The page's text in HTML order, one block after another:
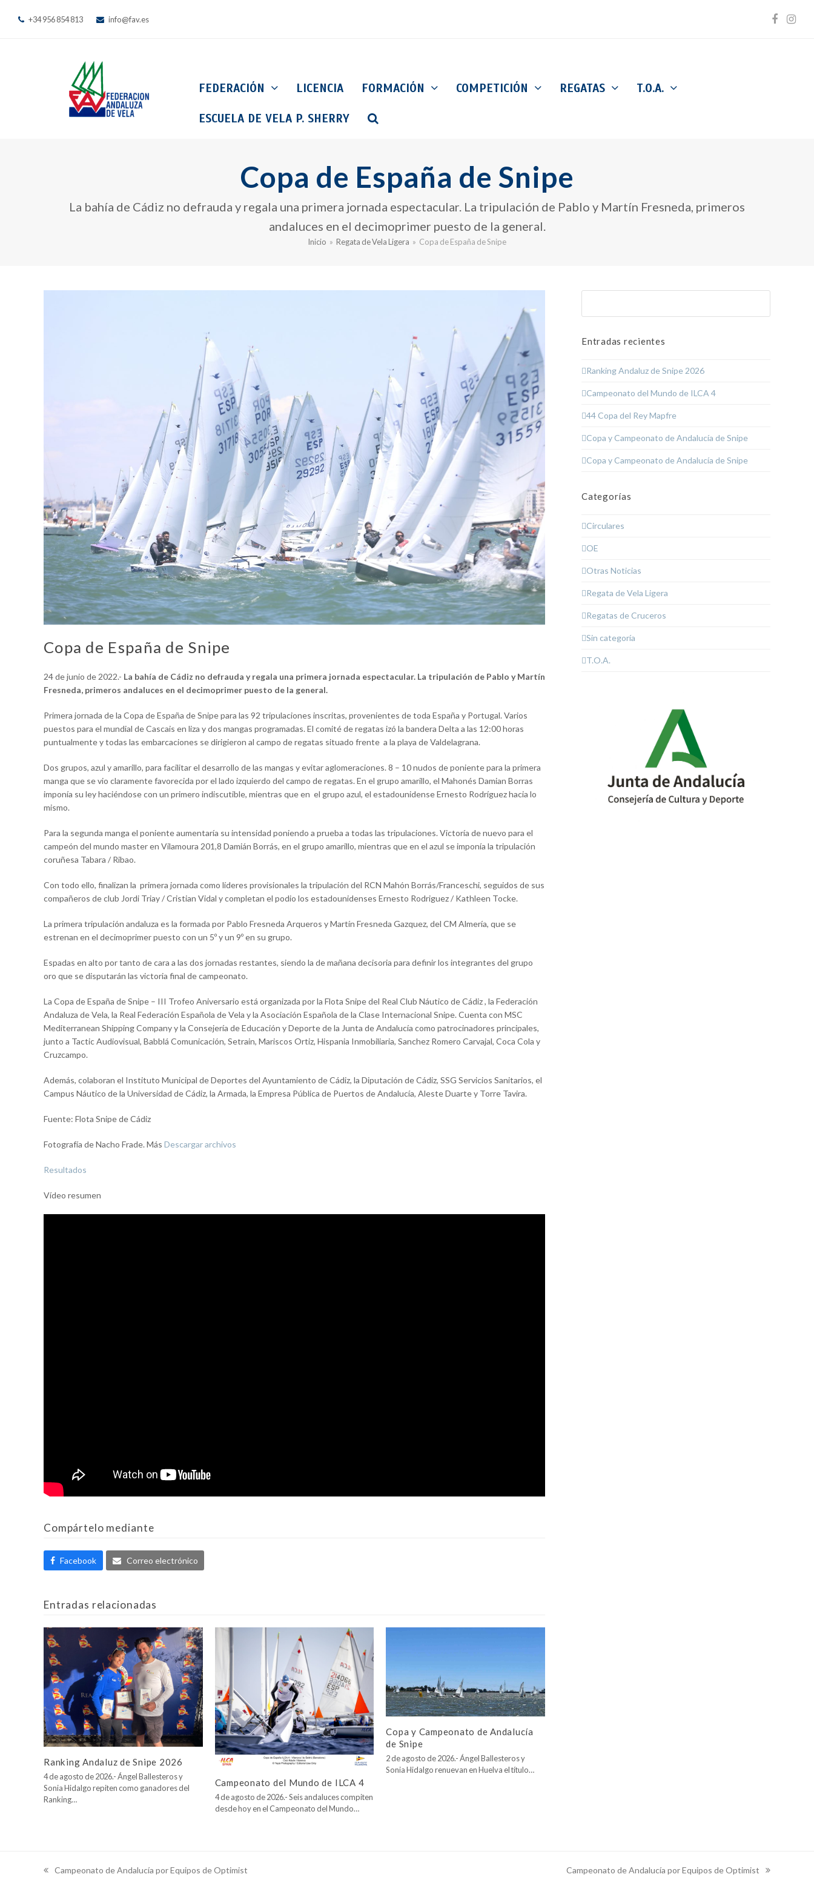
+34 956 854 813 info@fav.es
FEDERACIÓN LICENCIA FORMACIÓN COMPETICIÓN REGATAS T.O.A.
ESCUELA DE VELA P. SHERRY
Copa de España de Snipe
La bahía de Cádiz no defrauda y regala una primera jornada espectacular. La tripulación de Pablo y Martín Fresneda, primeros
andaluces en el decimoprimer puesto de la general.
Inicio » Regata de Vela Ligera » Copa de España de Snipe
Copa de España de Snipe
24 de junio de 2022.- La bahía de Cádiz no defrauda y regala una primera jornada espectacular. La tripulación de Pablo y Martín
Fresneda, primeros andaluces en el decimoprimer puesto de la general.
Primera jornada de la Copa de España de Snipe para las 92 tripulaciones inscritas, provenientes de toda España y Portugal. Varios
puestos para el mundial de Cascais en liza y dos mangas programadas. El comité de regatas izó la bandera Delta a las 12:00 horas
puntualmente y todas las embarcaciones se dirigieron al campo de regatas situado frente a la playa de Valdelagrana.
Dos grupos, azul y amarillo, para facilitar el desarrollo de las mangas y evitar aglomeraciones. 8 – 10 nudos de poniente para la primera
manga que se vio claramente favorecida por el lado izquierdo del campo de regatas. En el grupo amarillo, el Mahonés Damian Borras
imponía su ley haciéndose con un primero indiscutible, mientras que en el grupo azul, el estadounidense Ernesto Rodríguez hacia lo
mismo.
Para la segunda manga el poniente aumentaría su intensidad poniendo a prueba a todas las tripulaciones. Victoría de nuevo para el
campeón del mundo master en Vilamoura 201,8 Damián Borrás, en el grupo amarillo, mientras que en el azul se imponía la tripulación
coruñesa Tabara / Ribao.
Con todo ello, finalizan la primera jornada como líderes provisionales la tripulación del RCN Mahón Borrás/Franceschi, seguidos de sus
compañeros de club Jordi Triay / Cristian Vidal y completan el podio los estadounidenses Ernesto Rodriguez / Kathleen Tocke.
La primera tripulación andaluza es la formada por Pablo Fresneda Arqueros y Martín Fresneda Gazquez, del CM Almería, que se
estrenan en el decimoprimer puesto con un 5º y un 9º en su grupo.
Espadas en alto por tanto de cara a las dos jornadas restantes, siendo la de mañana decisoria para definir los integrantes del grupo
oro que se disputarán las victoria final de campeonato.
La Copa de España de Snipe – III Trofeo Aniversario está organizada por la Flota Snipe del Real Club Náutico de Cádiz , la Federación
Andaluza de Vela, la Real Federación Española de Vela y la Asociación Española de la Clase Internacional Snipe. Cuenta con MSC
Mediterranean Shipping Company y la Consejería de Educación y Deporte de la Junta de Andalucía como patrocinadores principales,
junto a Tactic Audiovisual, Babblá Comunicación, Setrain, Mariscos Ortiz, Hispania Inmobiliaria, Sanchez Romero Carvajal, Coca Cola y
Cruzcampo.
Además, colaboran el Instituto Municipal de Deportes del Ayuntamiento de Cádiz, la Diputación de Cádiz, SSG Servicios Sanitarios, el
Campus Náutico de la Universidad de Cádiz, la Armada, la Empresa Pública de Puertos de Andalucía, Aleste Duarte y Torre Tavira.
Fuente: Flota Snipe de Cádiz
Fotografía de Nacho Frade. Más Descargar archivos
Resultados
Vídeo resumen
Compártelo mediante
Facebook Correo electrónico
Entradas relacionadas
Ranking Andaluz de Snipe 2026
4 de agosto de 2026.- Ángel Ballesteros y
Sonia Hidalgo repiten como ganadores del
Ranking…
Campeonato del Mundo de ILCA 4
4 de agosto de 2026.- Seis andaluces compiten
desde hoy en el Campeonato del Mundo…
Copa y Campeonato de Andalucía
de Snipe
2 de agosto de 2026.- Ángel Ballesteros y
Sonia Hidalgo renuevan en Huelva el título…
Entradas recientes
Ranking Andaluz de Snipe 2026
Campeonato del Mundo de ILCA 4
44 Copa del Rey Mapfre
Copa y Campeonato de Andalucía de Snipe
Copa y Campeonato de Andalucía de Snipe
Categorías
Circulares
OE
Otras Noticias
Regata de Vela Ligera
Regatas de Cruceros
Sin categoría
T.O.A.
previous
Campeonato de Andalucía por Equipos de Optimist
next
Campeonato de Andalucía por Equipos de Optimist